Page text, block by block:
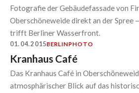
Fotografie der Gebäudefassade von
Oberschöneweide direkt an der
trifft Berliner Wasserfront.
01.04.2015BERLINPHOTO
Kranhaus Café
Das Kranhaus Café in
atmosphärischer Blick auf das